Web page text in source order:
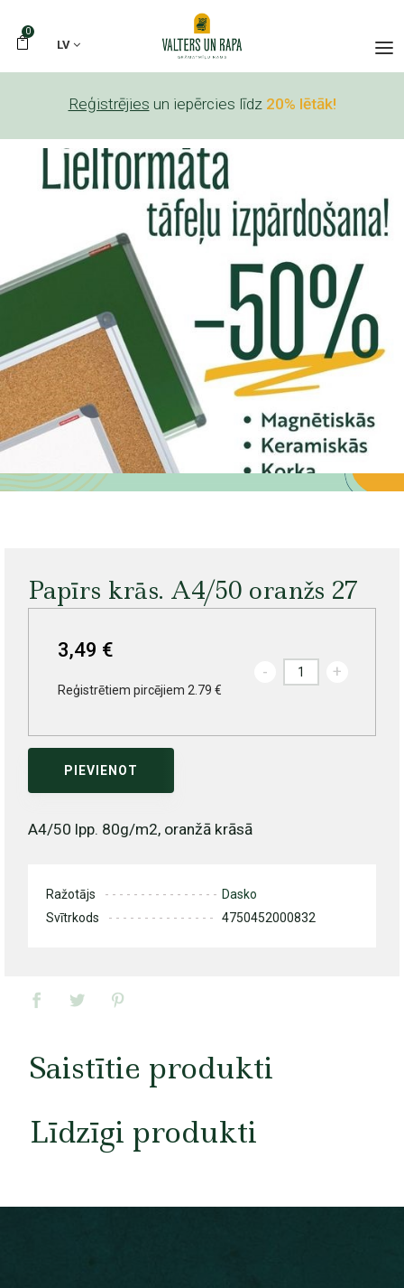
0
LV
Reģistrējies un iepērcies līdz 20% lētāk!
Papīrs krās. A4/50 oranžs 27
3,49 €
Reģistrētiem pircējiem 2.79 €
- +
PIEVIENOT
A4/50 lpp. 80g/m2, oranžā krāsā
Ražotājs
Dasko
Svītrkods
4750452000832
Saistītie produkti
Līdzīgi produkti